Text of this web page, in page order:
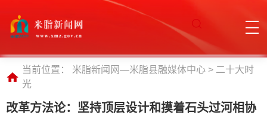
当前位置： 米脂新闻网—米脂县融媒体中心 > 二十大时
光
改革方法论：坚持顶层设计和摸着石头过河相协